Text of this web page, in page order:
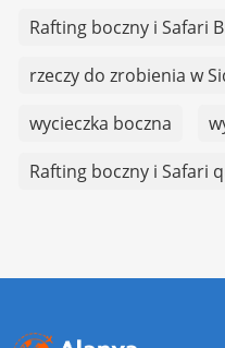
Rafting boczny i Safari
rzeczy do zrobienia w
wycieczka boczna
Rafting boczny i Safari